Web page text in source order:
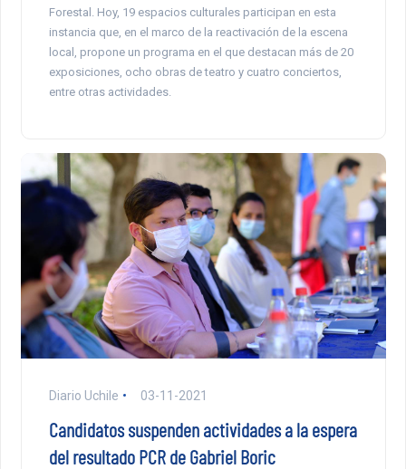
Forestal. Hoy, 19 espacios culturales participan en esta
instancia que, en el marco de la reactivación de la escena
local, propone un programa en el que destacan más de 20
exposiciones, ocho obras de teatro y cuatro conciertos,
entre otras actividades.
Diario Uchile 03-11-2021
Candidatos suspenden actividades a la espera
del resultado PCR de Gabriel Boric